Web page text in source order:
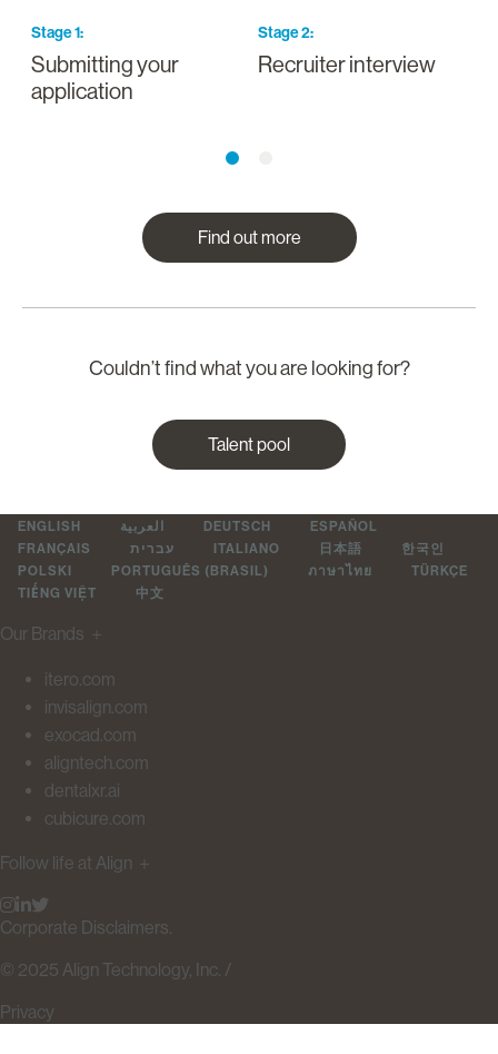
Stage1:
Submitting your
application
Stage2:
Recruiter interview
Find out more
Couldn’t find what you are looking for?
Talent pool
ENGLISH العربية DEUTSCH
ESPAÑOL
FRANÇAIS
עברית ITALIANO 日本語
한국인
POLSKI
PORTUGUÊS (BRASIL) ภาษาไทย
TÜRKÇE
TIẾNG VIỆT
中文
Our Brands ＋
itero.com
invisalign.com
exocad.com
aligntech.com
dentalxr.ai
cubicure.com
Follow life at Align ＋
Corporate Disclaimers.
© 2025 Align Technology, Inc. /
Privacy